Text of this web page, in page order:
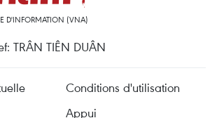
D'INFORMATION (VNA)
TRÂN TIÊN DUÂN
Conditions d'utilisation
Appui